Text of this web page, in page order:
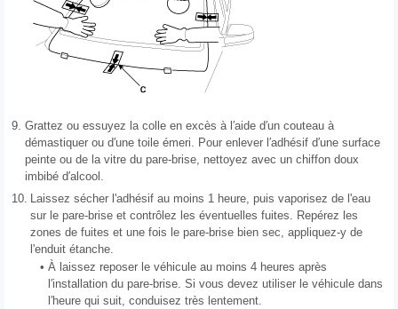
9. Grattez ou essuyez la colle en excès à l′aide d′un couteau à
démastiquer ou d′une toile émeri. Pour enlever l′adhésif d′une surface
peinte ou de la vitre du pare-brise, nettoyez avec un chiffon doux
imbibé d′alcool.
10. Laissez sécher l'adhésif au moins 1 heure, puis vaporisez de l'eau
sur le pare-brise et contrôlez les éventuelles fuites. Repérez les
zones de fuites et une fois le pare-brise bien sec, appliquez-y de
l'enduit étanche.
• À laissez reposer le véhicule au moins 4 heures après
l′installation du pare-brise. Si vous devez utiliser le véhicule dans
l′heure qui suit, conduisez très lentement.